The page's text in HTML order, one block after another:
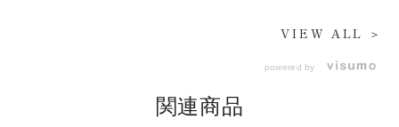
powered by
VIEW ALL ＞
関連商品